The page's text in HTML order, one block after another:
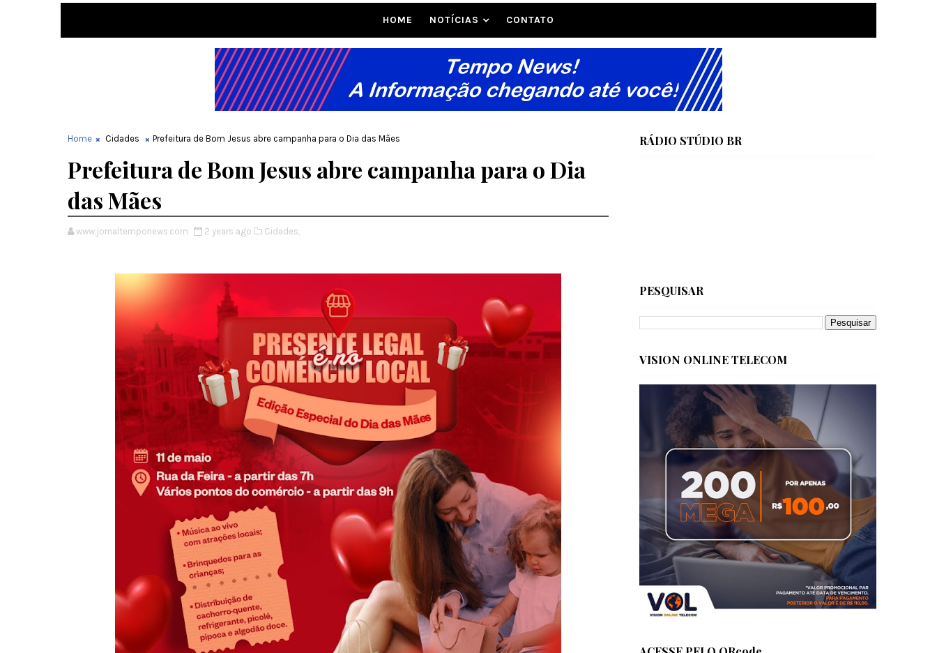
HOME NOTÍCIAS CONTATO
Home Cidades Prefeitura de Bom Jesus abre campanha para o Dia das Mães
Prefeitura de Bom Jesus abre campanha para o Dia
das Mães
www.jornaltemponews.com 2 years ago Cidades,
RÁDIO STÚDIO BR
PESQUISAR
VISION ONLINE TELECOM